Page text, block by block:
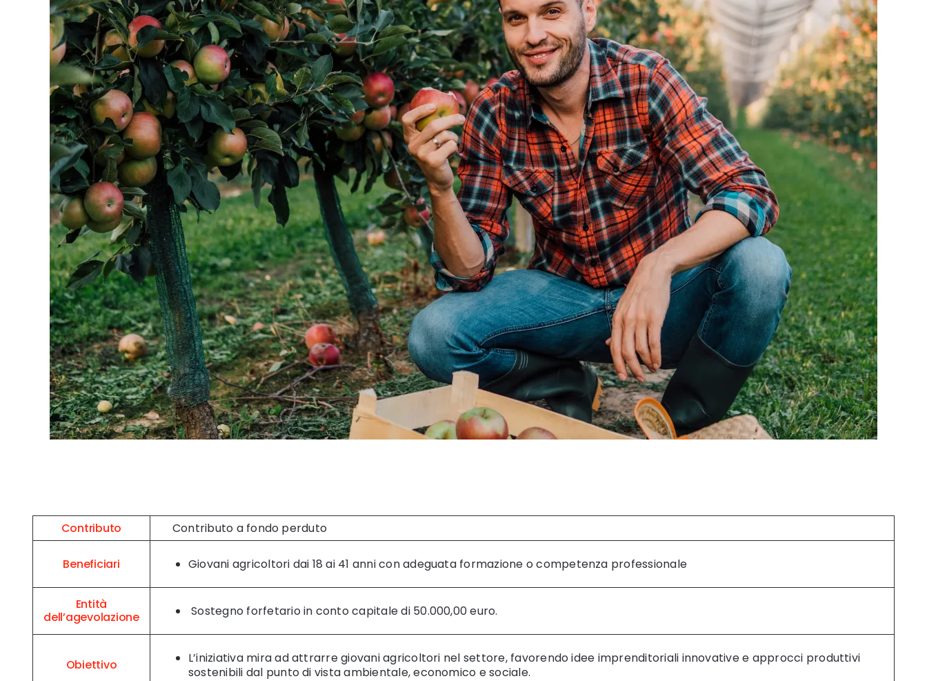
Contributo Contributo a fondo perduto
Beneficiari Giovani agricoltori dai 18 ai 41 anni con adeguata formazione o competenza professionale
Entità
dell’agevolazione
Sostegno forfetario in conto capitale di 50.000,00 euro.
Obiettivo
L’iniziativa mira ad attrarre giovani agricoltori nel settore, favorendo idee imprenditoriali innovative e approcci produttivi
sostenibili dal punto di vista ambientale, economico e sociale.